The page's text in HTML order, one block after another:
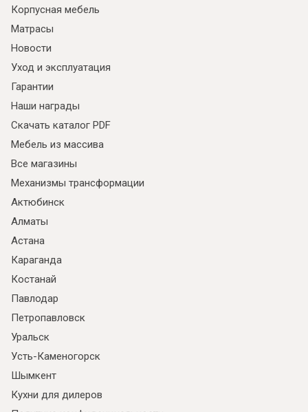
Корпусная мебель
Матрасы
Новости
Уход и эксплуатация
Гарантии
Наши награды
Скачать каталог PDF
Мебель из массива
Все магазины
Механизмы трансформации
Актюбинск
Алматы
Астана
Караганда
Костанай
Павлодар
Петропавловск
Уральск
Усть-Каменогорск
Шымкент
Кухни для дилеров